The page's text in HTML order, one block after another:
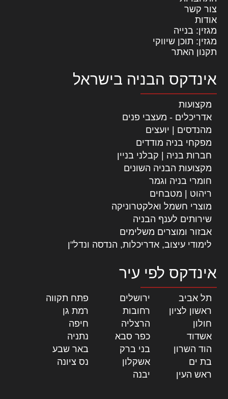
צור קשר
אודות
מגזין: בנייה
מגזין: תוכן שיווקי
תקנון האתר
אינדקס הבניה בישראל
מקצועות
אדריכלים - מעצבי פנים
מהנדסים | יועצים
מפקחי בניה מודדים
חברות בניה | קבלני בניין
מקצועות הבניה השונים
חומרי בניה וגמר
ריהוט | מטבחים
מוצרי חשמל ואלקטרוניקה
שירותים לענף הבניה
אבזור ומוצרים משלימים
לימודי עיצוב, אדריכלות, הנדסה ונדל"ן
אינדקס לפי עיר
תל אביב ירושלים פתח תקווה
ראשון לציון
רחובות רמת גן
חולון
הרצליה חיפה
אשדוד
כפר סבא נתניה
הוד השרון
בני ברק באר שבע
בת ים
אשקלון נס ציונה
ראש העין
יבנה